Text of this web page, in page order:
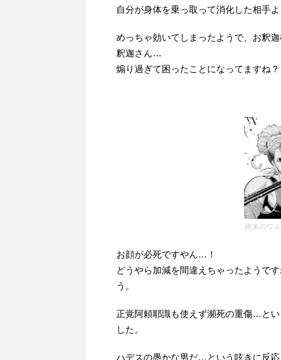
自分が身体を乗っ取って消化した相手
めっちゃ効いてしまったようで、お釈
釈迦さん…
煽り過ぎて困ったことになってますね？
終末のワ
お顔が必死ですやん…！
どうやら加減を間違えちゃったようで
う。
正覚阿頼耶識も使えず瀕死の重傷…と
した。
ハデスの愚かな男だ…という呟きに反